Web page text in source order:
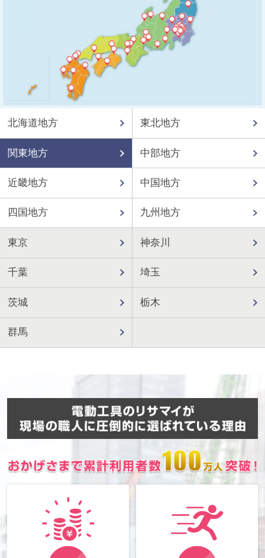
北海道地方 東北地方
関東地方 中部地方
近畿地方 中国地方
四国地方 九州地方
東京 神奈川
千葉 埼玉
茨城 栃木
群馬